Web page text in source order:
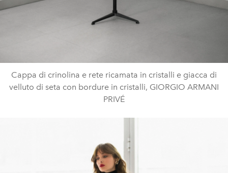
Cappa di crinolina e rete ricamata in cristalli e giacca di
velluto di seta con bordure in cristalli, GIORGIO ARMANI
PRIVÉ